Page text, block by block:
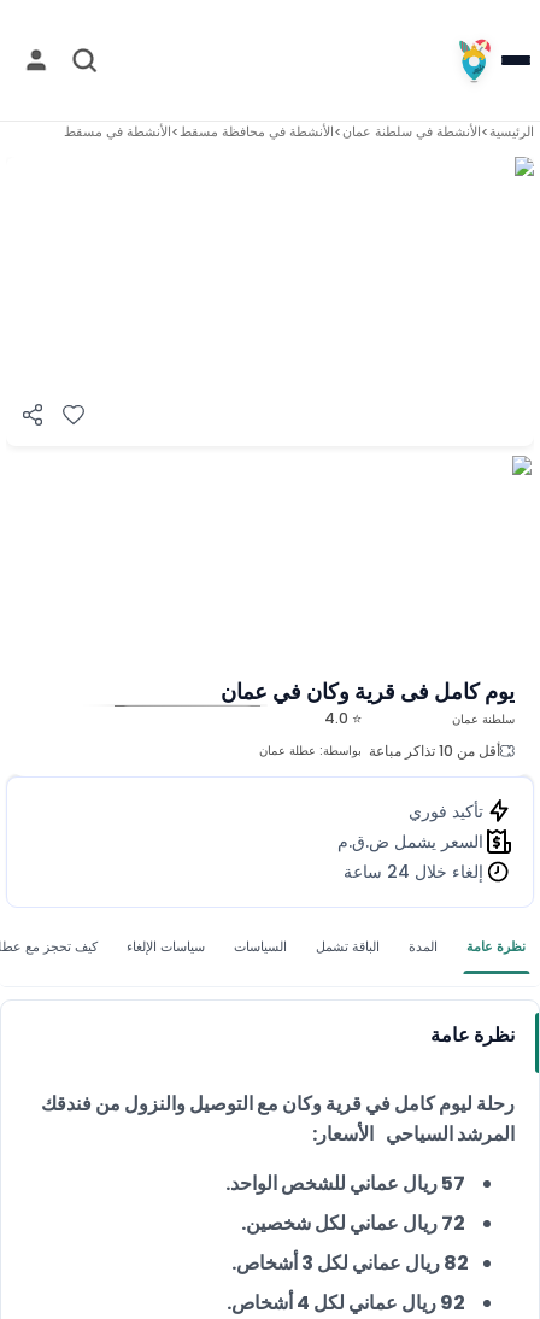
الرئيسية>الأنشطة فيسلطنة عمان>الأنشطة في محافظة مسقط>الأنشطة في مسقط
يوم كامل فى قرية وكان في عمان
⭐ 4.0
أقل من 10 تذاكر مباعة
بواسطة: عطلة عمان
سلطنة عمان
تأكيد فوري
السعر يشمل ض.ق.م
إلغاء خلال 24 ساعة
نظرة عامة المدة الباقة تشمل السياسات سياسات الإلغاء كيف تحجز مع
نظرة عامة
رحلة ليوم كامل في قرية وكان مع التوصيل والنزول من فندقك
المرشد السياحي الأسعار:
82 ريال عماني لكل 3 أشخاص.